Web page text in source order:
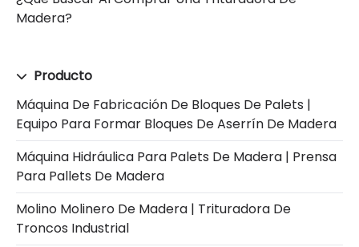
Madera?
Producto
Máquina De Fabricación De Bloques De Palets |
Equipo Para Formar Bloques De Aserrín De Madera
Máquina Hidráulica Para Palets De Madera | Prensa
Para Pallets De Madera
Molino Molinero De Madera | Trituradora De
Troncos Industrial